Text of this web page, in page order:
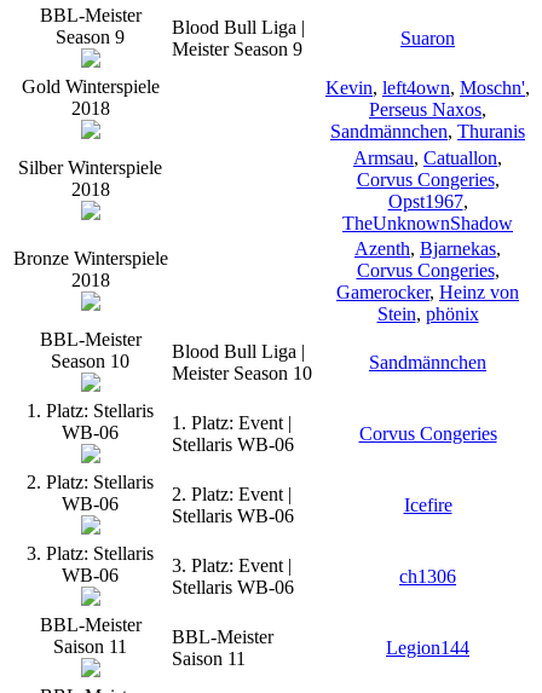
BBL-Meister
Season 9
Blood Bull Liga |
Meister Season 9
Suaron
Gold Winterspiele
2018
Kevin, left4own, Moschn',
Perseus Naxos,
Sandmännchen, Thuranis
Silber Winterspiele
2018
Armsau, Catuallon,
Corvus Congeries,
Opst1967,
TheUnknownShadow
Bronze Winterspiele
2018
Azenth, Bjarnekas,
Corvus Congeries,
Gamerocker, Heinz von
Stein, phönix
BBL-Meister
Season 10
Blood Bull Liga |
Meister Season 10
Sandmännchen
1. Platz: Stellaris
WB-06
1. Platz: Event |
Stellaris WB-06
Corvus Congeries
2. Platz: Stellaris
WB-06
2. Platz: Event |
Stellaris WB-06
Icefire
3. Platz: Stellaris
WB-06
3. Platz: Event |
Stellaris WB-06
ch1306
BBL-Meister
Saison 11
BBL-Meister
Saison 11
Legion144